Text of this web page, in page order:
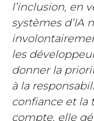
l’inclusion, en
systèmes d’IA
les
donner la
à la
confiance et la
compte, elle